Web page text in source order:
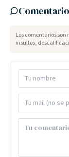
Los comentarios son
insultos,